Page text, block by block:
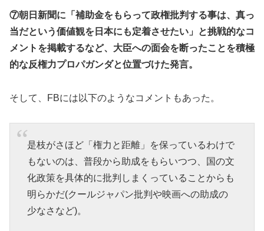
⑦朝日新聞に「補助金をもらって政権批判する事は、真っ
当だという価値観を日本にも定着させたい」と挑戦的なコ
メントを掲載するなど、大臣への面会を断ったことを積極
的な反権力プロパガンダと位置づけた発言。
そして、FBには以下のようなコメントもあった。
是枝がさほど「権力と距離」を保っているわけで
もないのは、普段から助成をもらいつつ、国の文
化政策を具体的に批判しまくっていることからも
明らかだ(クールジャパン批判や映画への助成の
少なさなど)。